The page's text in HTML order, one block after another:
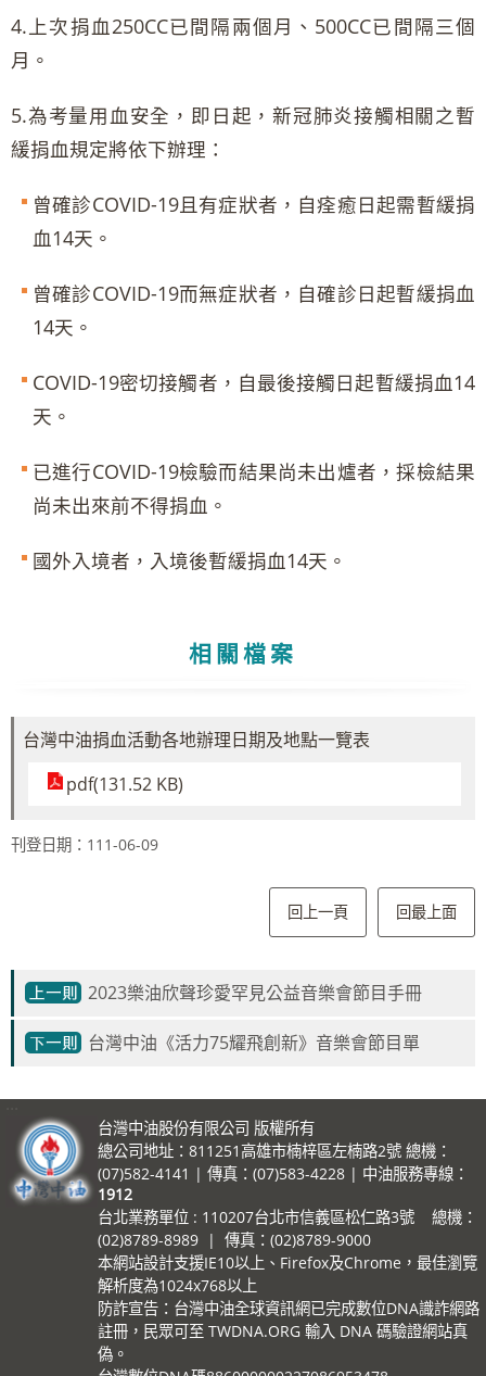
4.上次捐血250CC已間隔兩個月、500CC已間隔三個
月。
5.為考量用血安全，即日起，新冠肺炎接觸相關之暫
緩捐血規定將依下辦理：
曾確診COVID-19且有症狀者，自痊癒日起需暫緩捐
血14天。
曾確診COVID-19而無症狀者，自確診日起暫緩捐血
14天。
COVID-19密切接觸者，自最後接觸日起暫緩捐血14
天。
已進行COVID-19檢驗而結果尚未出爐者，採檢結果
尚未出來前不得捐血。
國外入境者，入境後暫緩捐血14天。
相關檔案
台灣中油捐血活動各地辦理日期及地點一覽表
pdf(131.52 KB)
刊登日期：111-06-09
回上一頁 回最上面
2023樂油欣聲珍愛罕見公益音樂會節目手冊
台灣中油《活力75耀飛創新》音樂會節目單
台灣中油股份有限公司 版權所有
總公司地址：811251高雄市楠梓區左楠路2號 總機：
(07)582-4141 | 傳真：(07)583-4228 | 中油服務專線：
1912
台北業務單位 : 110207台北市信義區松仁路3號 總機：
(02)8789-8989 | 傳真：(02)8789-9000
本網站設計支援IE10以上、Firefox及Chrome，最佳瀏覽
解析度為1024x768以上
防詐宣告：台灣中油全球資訊網已完成數位DNA識詐網路
註冊，民眾可至 TWDNA.ORG 輸入 DNA 碼驗證網站真
偽。